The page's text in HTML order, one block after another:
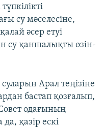
су мәселесіне,
әсер етуі
су қаншалықты өзін-
суларын Арал теңізіне
бастап қозғалып,
одағының
қазір ескі